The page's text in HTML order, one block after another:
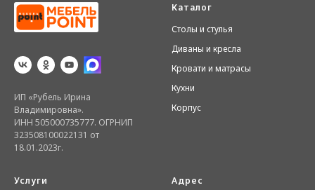
ИП «Рубель Ирина
Владимировна».
ИНН 505000735777. ОГРНИП
323508100022131 от
18.01.2023г.
Каталог
Столы и стулья
Диваны и кресла
Кровати и матрасы
Кухни
Корпус
Услуги Адрес